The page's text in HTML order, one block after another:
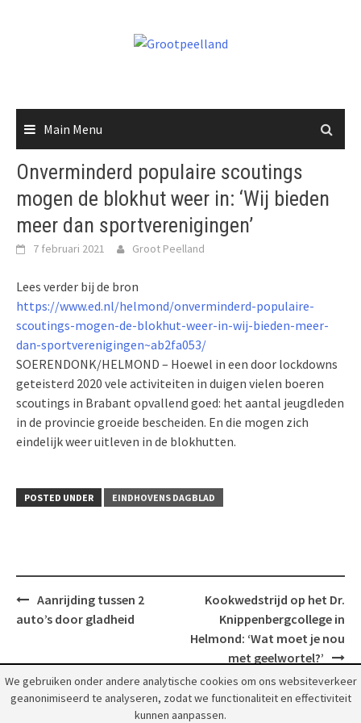
Main Menu
Onverminderd populaire scoutings
mogen de blokhut weer in: ‘Wij bieden
meer dan sportverenigingen’
7 februari 2021 Groot Peelland
Lees verder bij de bron
https://www.ed.nl/helmond/onverminderd-populaire-
scoutings-mogen-de-blokhut-weer-in-wij-bieden-meer-
dan-sportverenigingen~ab2fa053/
SOERENDONK/HELMOND – Hoewel in een door lockdowns
geteisterd 2020 vele activiteiten in duigen vielen boeren
scoutings in Brabant opvallend goed: het aantal jeugdleden
in de provincie groeide bescheiden. En die mogen zich
eindelijk weer uitleven in de blokhutten.
POSTED UNDER EINDHOVENS DAGBLAD
Post
navigation
Aanrijding tussen 2
auto’s door gladheid
Kookwedstrijd op het Dr.
Knippenbergcollege in
Helmond: ‘Wat moet je nou
met geelwortel?’
We gebruiken onder andere analytische cookies om ons websiteverkeer
geanonimiseerd te analyseren, zodat we functionaliteit en effectiviteit
kunnen aanpassen.